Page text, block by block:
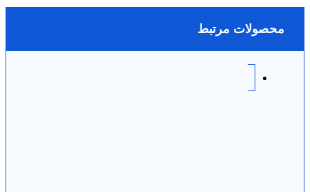
محصولات مرتبط